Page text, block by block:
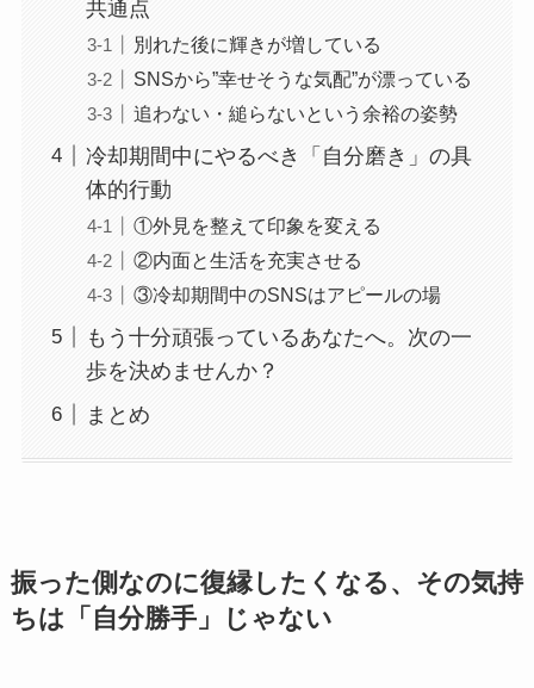
共通点
別れた後に輝きが増している
SNSから”幸せそうな気配”が漂っている
追わない・縋らないという余裕の姿勢
冷却期間中にやるべき「自分磨き」の具
体的行動
①外見を整えて印象を変える
②内面と生活を充実させる
③冷却期間中のSNSはアピールの場
もう十分頑張っているあなたへ。次の一
歩を決めませんか？
まとめ
振った側なのに復縁したくなる、その気持
ちは「自分勝手」じゃない